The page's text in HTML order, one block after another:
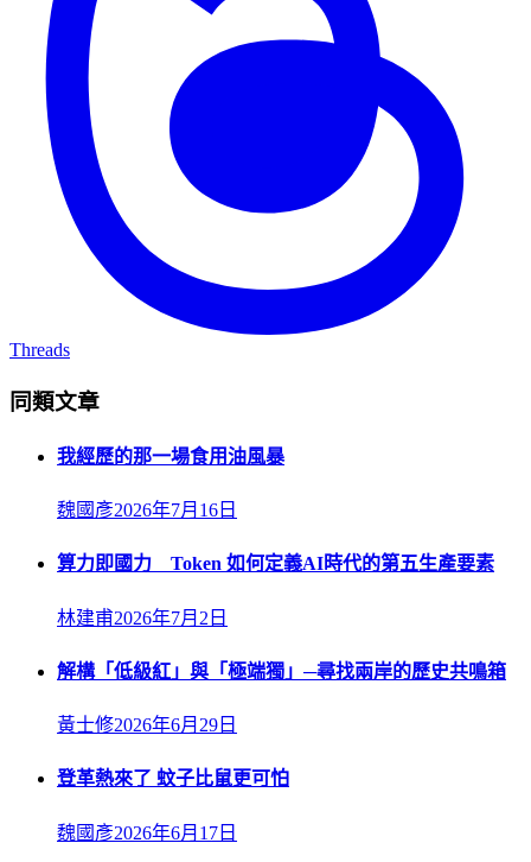
Threads
同類文章
我經歷的那一場食用油風暴
魏國彥2026年7月16日
算力即國力 Token 如何定義AI時代的第五生產要素
林建甫2026年7月2日
解構「低級紅」與「極端獨」─尋找兩岸的歷史共鳴箱
黃士修2026年6月29日
登革熱來了 蚊子比鼠更可怕
魏國彥2026年6月17日